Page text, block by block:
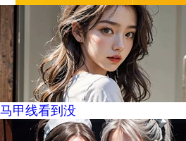
马甲线看到没